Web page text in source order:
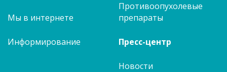
Мы в интернете
Информирование
Противоопухолевые
препараты
Пресс-центр
Новости